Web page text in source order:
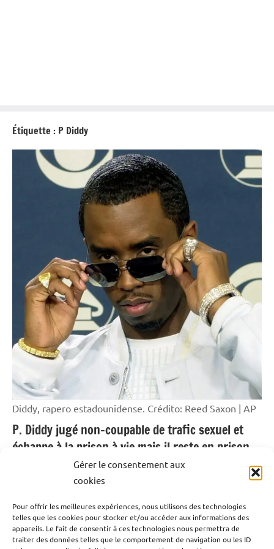
Gérer le consentement aux
cookies
Pour offrir les meilleures expériences, nous utilisons des technologies
telles que les cookies pour stocker et/ou accéder aux informations des
appareils. Le fait de consentir à ces technologies nous permettra de
traiter des données telles que le comportement de navigation ou les ID
Étiquette : P Diddy
Diddy, rapero estadounidense. Crédito: Reed Saxon | AP
P. Diddy jugé non-coupable de trafic sexuel et
échappe à la prison à vie mais il reste en prison.
Emrick Leandre
Le magnat du hip-hop américain de 55 ans, au centre
d’un procès hors norme qui a débuté en mai dernier à
New York, P-Diddy encourait la prison à perpétuité. Il est